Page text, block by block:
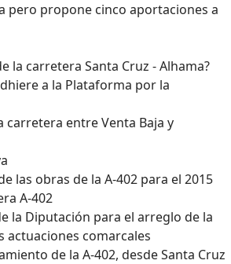
pero propone cinco aportaciones a
la carretera Santa Cruz - Alhama?
a la Plataforma por la
carretera entre Venta Baja y
las obras de la A-402 para el 2015
A-402
la Diputación para el arreglo de la
actuaciones comarcales
de la A-402, desde Santa Cruz